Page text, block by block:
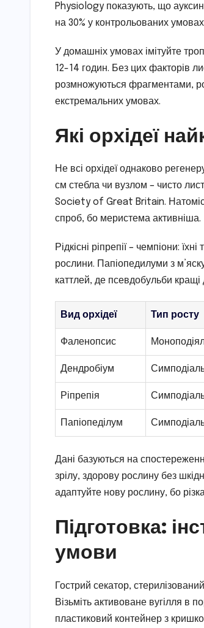
Physiology показують, що
на 30% у контрольованих
У домашніх умовах імітуйте
12-14 годин. Без цих факторів
розмножуються фрагментами,
екстремальних умовах.
Які орхідеї
Не всі орхідеї однаково
см стебла чи вузлом – чисто
Society of Great Britain.
спроб, бо меристема активніша.
Рідкісні ріпрепії – чемпіони:
рослини. Папіопедилуми з
каттлей, де псевдобульби кращі
Вид орхідеї Тип росту
Фаленопсис
Дендробіум
Ріпрепія
Папіопеділум
Дані базуються на
зрілу, здорову рослину без
адаптуйте нову рослину, бо
Підготовка:
умови
Гострий секатор,
Візьміть активоване вугілля в
пластиковий контейнер з